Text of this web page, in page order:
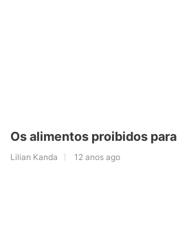
Os alimentos proibidos
Lilian Kanda 12 anos ago